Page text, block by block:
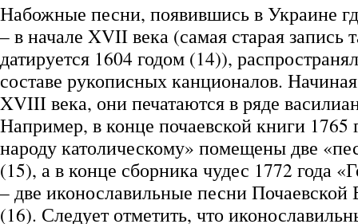
Набожные песни, появившись в Украине
– в начале XVII века (самая старая запись
датируется 1604 годом (14)),
составе рукописных канционалов.
XVIII века, они печатаются в ряде
Например, в конце почаевской книги 1765
народу католическому» помещены две
(15), а в конце сборника чудес 1772 года
– две иконославильные песни
(16). Следует отметить, что